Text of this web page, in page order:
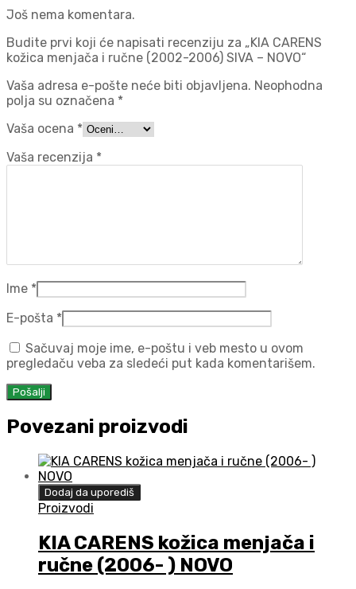
Još nema komentara.
Budite prvi koji će napisati recenziju za „KIA CARENS
kožica menjača i ručne (2002-2006) SIVA – NOVO“
Vaša adresa e-pošte neće biti objavljena. Neophodna
polja su označena *
Vaša ocena *
Vaša recenzija *
Ime *
E-pošta *
Sačuvaj moje ime, e-poštu i veb mesto u ovom
pregledaču veba za sledeći put kada komentarišem.
Povezani proizvodi
Dodaj da uporediš
Proizvodi
KIA CARENS kožica menjača i
ručne (2006- ) NOVO